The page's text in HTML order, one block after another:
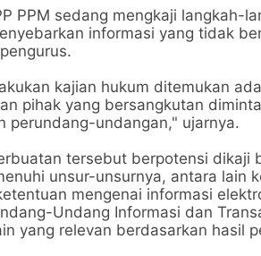
PPM sedang mengkaji langkah-
informasi yang tidak
kajian hukum ditemukan
pihak yang bersangkutan
perundang-undangan," ujarnya.
tersebut berpotensi dikaji
unsur-unsurnya, antara lain
mengenai informasi
Undang Informasi dan
yang relevan berdasarkan hasil